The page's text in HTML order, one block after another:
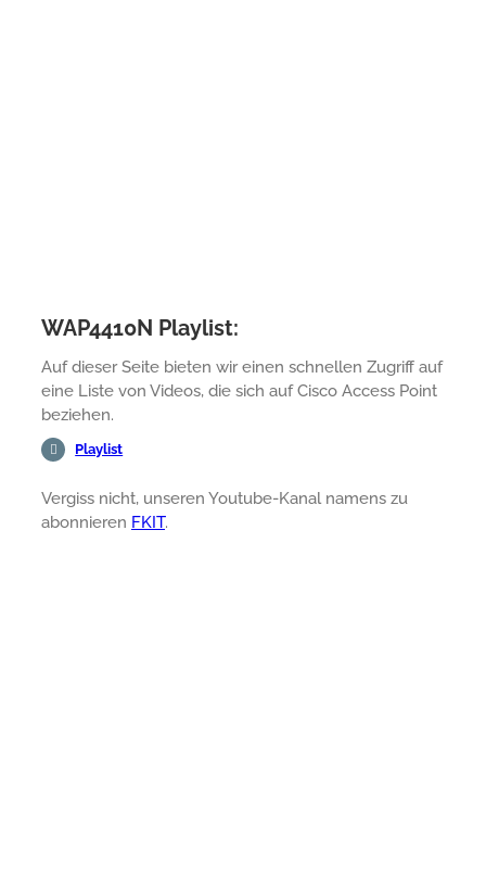
WAP4410N Playlist:
Auf dieser Seite bieten wir einen schnellen Zugriff auf
eine Liste von Videos, die sich auf Cisco Access Point
beziehen.
Playlist
Vergiss nicht, unseren Youtube-Kanal namens zu
abonnieren FKIT.